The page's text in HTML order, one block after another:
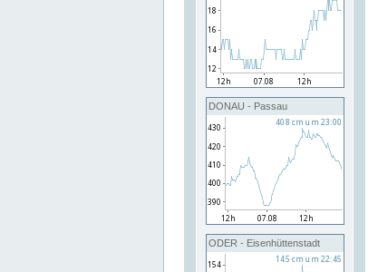
DONAU - Passau
ODER - Eisenhüttenstadt